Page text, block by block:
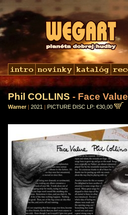
Phil COLLINS - Face Value
Warner | 2021 | PICTURE DISC LP: €30,00